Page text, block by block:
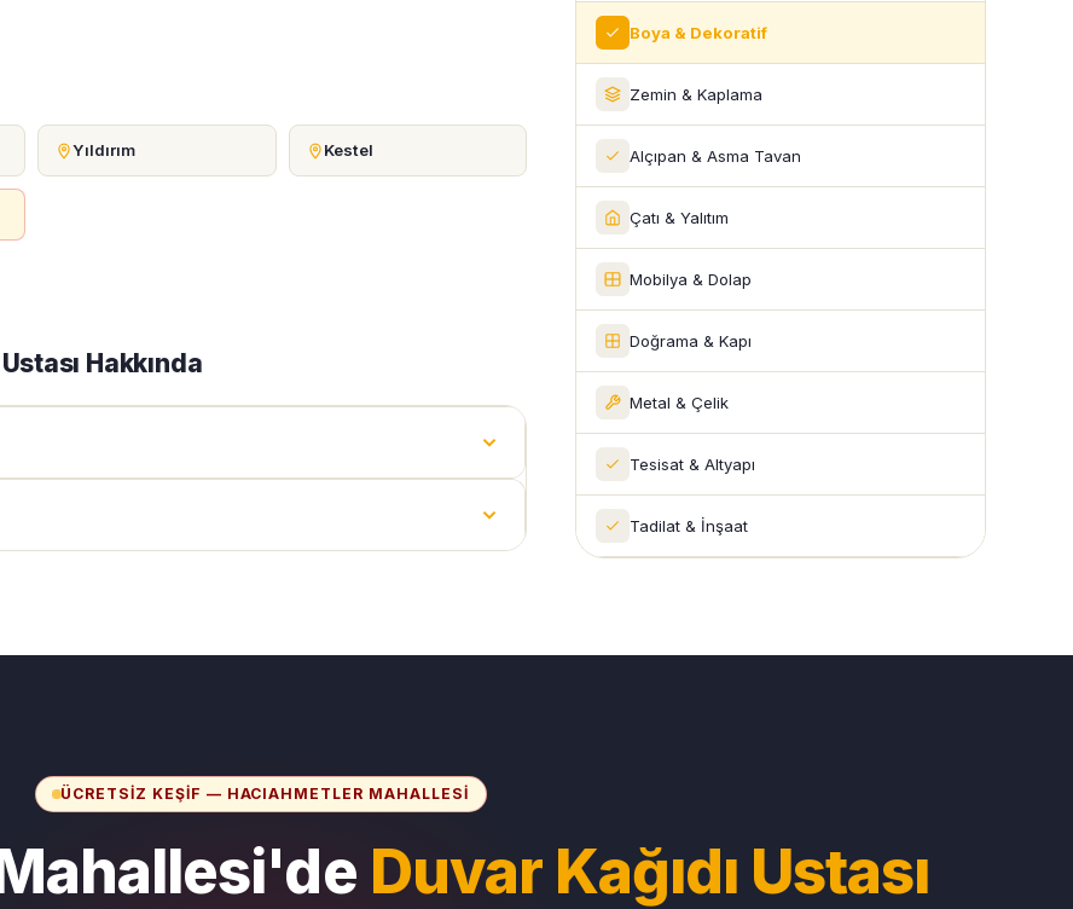
Yıldırım Kestel
Hakkında
Boya & Dekoratif
Zemin & Kaplama
Alçıpan & Asma Tavan
Çatı & Yalıtım
Mobilya & Dolap
Doğrama & Kapı
Metal & Çelik
Tesisat & Altyapı
Tadilat & İnşaat
ÜCRETSIZ KEŞIF — HACIAHMETLER MAHALLESI
Duvar Kağıdı Ustası